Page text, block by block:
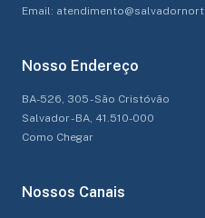
Email:
Nosso Endereço
BA-526, 305 - São Cristóvão
Salvador - BA, 41.510-000
Como Chegar
Nossos Canais